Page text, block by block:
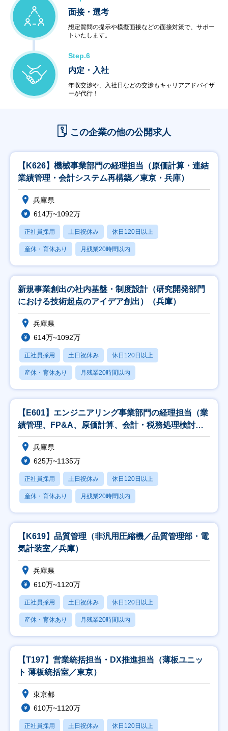
面接・選考
想定質問の提示や模擬面接などの面接対策で、サポー
トいたします。
Step.6
内定・入社
年収交渉や、入社日などの交渉もキャリアアドバイザ
ーが代行！
この企業の他の公開求人
【K626】機械事業部門の経理担当（原価計算・連結
業績管理・会計システム再構築／東京・兵庫）
兵庫県
614万~1092万
正社員採用 土日祝休み 休日120日以上
産休・育休あり 月残業20時間以内
新規事業創出の社内基盤・制度設計（研究開発部門
における技術起点のアイデア創出）（兵庫）
兵庫県
614万~1092万
正社員採用 土日祝休み 休日120日以上
産休・育休あり 月残業20時間以内
【E601】エンジニアリング事業部門の経理担当（業
績管理、FP&A、原価計算、会計・税務処理検討、
監
兵庫県
625万~1135万
正社員採用 土日祝休み 休日120日以上
産休・育休あり 月残業20時間以内
【K619】品質管理（非汎用圧縮機／品質管理部・電
気計装室／兵庫）
兵庫県
610万~1120万
正社員採用 土日祝休み 休日120日以上
産休・育休あり 月残業20時間以内
【T197】営業統括担当・DX推進担当（薄板ユニッ
ト 薄板統括室／東京）
東京都
610万~1120万
正社員採用 土日祝休み 休日120日以上